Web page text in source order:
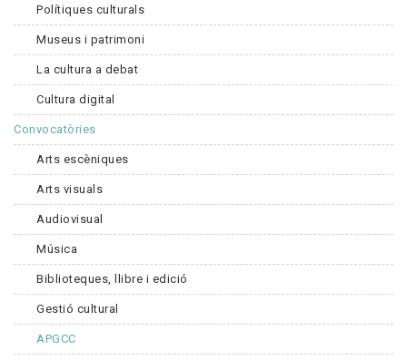
Polítiques culturals
Museus i patrimoni
La cultura a debat
Cultura digital
Convocatòries
Arts escèniques
Arts visuals
Audiovisual
Música
Biblioteques, llibre i edició
Gestió cultural
APGCC